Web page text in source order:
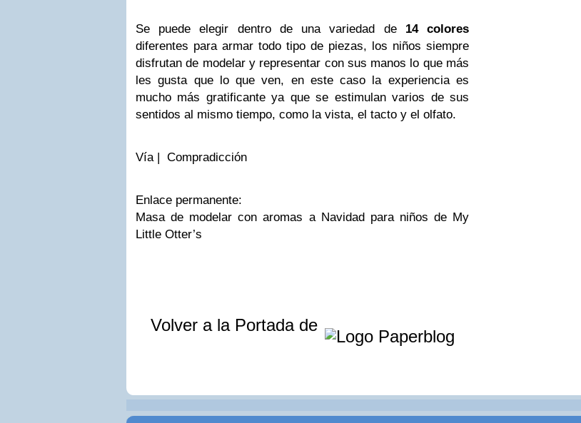
Se puede elegir dentro de una variedad de14 colores
diferentes para armar todo tipo de piezas, los niños siempre
disfrutan de modelar y representar con sus manos lo que más
les gusta que lo que ven, en este caso la experiencia es
mucho más gratificante ya que se estimulan varios de sus
sentidos al mismo tiempo, como la vista, el tacto y el olfato.
Vía | Compradicción
Enlace permanente:
Masa de modelar con aromas a Navidad para niños de My
Little Otter’s
Volver a la Portada de